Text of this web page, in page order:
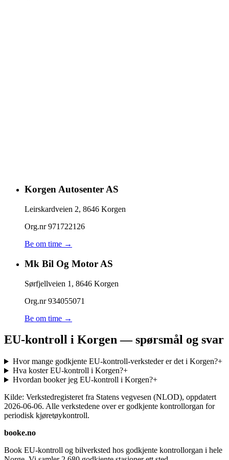
Korgen Autosenter AS
Leirskardveien 2, 8646 Korgen
Org.nr971722126
Be om time →
Mk Bil Og Motor AS
Sørfjellveien 1 , 8646 Korgen
Org.nr934055071
Be om time →
EU-kontroll i Korgen — spørsmål og svar
Hvor mange godkjente EU-kontroll-verksteder er det i Korgen?+
Hva koster EU-kontroll i Korgen?+
Hvordan booker jeg EU-kontroll i Korgen?+
Kilde: Verkstedregisteret fra Statens vegvesen (NLOD), oppdatert
2026-06-06. Alle verkstedene over er godkjente kontrollorgan for
periodisk kjøretøykontroll.
booke.no
Book EU-kontroll og bilverksted hos godkjente kontrollorgan i hele